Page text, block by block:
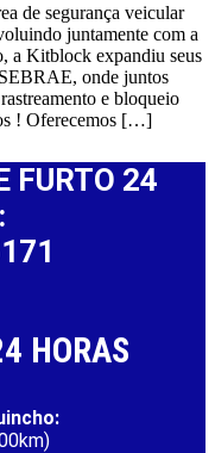
de segurança veicular
juntamente com a
a Kitblock expandiu seus
onde juntos
e bloqueio
! Oferecemos […]
FURTO 24
HORAS